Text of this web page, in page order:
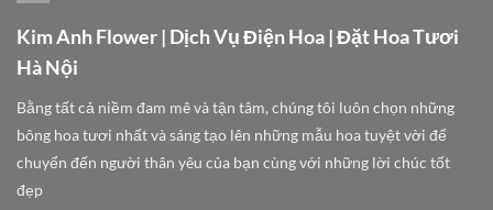
Kim Anh Flower | Dịch Vụ Điện Hoa | Đặt Hoa Tươi
Hà Nội
Bằng tất cả niềm đam mê và tận tâm, chúng tôi luôn chọn những
bông hoa tươi nhất và sáng tạo lên những mẫu hoa tuyệt vời để
chuyển đến người thân yêu của bạn cùng với những lời chúc tốt
đẹp